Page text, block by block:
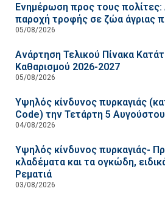
Ενημέρωση προς τους πολίτες:
παροχή τροφής σε ζώα άγριας
05/08/2026
Ανάρτηση Τελικού Πίνακα
Καθαρισμού 2026-2027
05/08/2026
Υψηλός κίνδυνος πυρκαγιάς
Code) την Τετάρτη 5
04/08/2026
Υψηλός κίνδυνος πυρκαγιάς-
κλαδέματα και τα ογκώδη,
Ρεματιά
03/08/2026